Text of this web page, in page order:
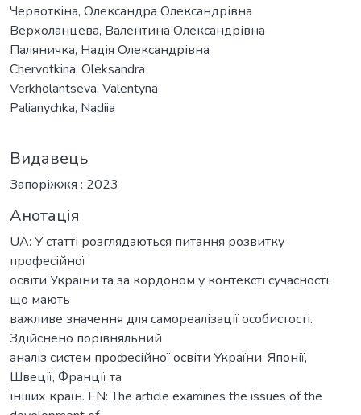
Червоткіна, Олександра Олександрівна
Верхоланцева, Валентина Олександрівна
Паляничка, Надія Олександрівна
Chervotkina, Oleksandra
Verkholantseva, Valentyna
Palianychka, Nadiia
Видавець
Запоріжжя : 2023
Анотація
UA: У статті розглядаються питання розвитку
професійної
освіти України та за кордоном у контексті сучасності,
що мають
важливе значення для самореалізації особистості.
Здійснено порівняльний
аналіз систем професійної освіти України, Японії,
Швеції, Франції та
інших країн. EN: The article examines the issues of the